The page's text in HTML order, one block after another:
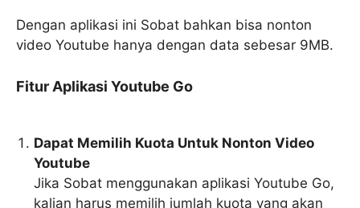
Dengan aplikasi ini Sobat bahkan bisa nonton
video Youtube hanya dengan data sebesar 9MB.
Fitur Aplikasi Youtube Go
Dapat Memilih Kuota Untuk Nonton Video
Youtube
Jika Sobat menggunakan aplikasi Youtube Go,
kalian harus memilih jumlah kuota yang akan